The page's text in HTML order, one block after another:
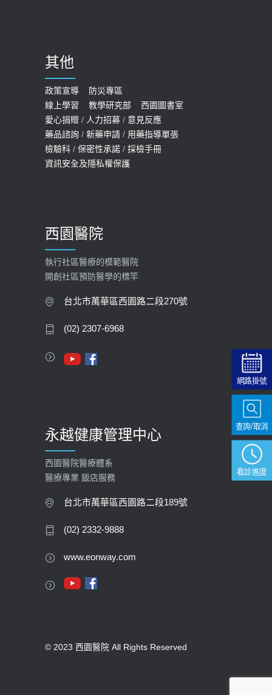
預約
2022-01-07
114年【公費流感及新冠疫苗】門診
預約
2025-09-30
【快速肝癌篩檢MRI】新檢查服務
2026-02-06
大吃大喝、肥胖害到膽囊！膽結石、
膽息肉如何處理？
2023-09-27
其他
政策宣導
防災專區
線上學習
教學研究部
西園圖書室
愛心捐贈 / 人力招募 / 意見反應
藥品諮詢 / 新藥申請 / 用藥指導單張
檢驗科 / 保密性承諾 / 採檢手冊
資訊安全及隱私權保護
西園醫院
執行社區醫療的模範醫院
開創社區預防醫學的標竿
台北市萬華區西園路二段270號
(02) 2307-6968
永越健康管理中心
西園醫院醫療體系
醫療專業 飯店服務
台北市萬華區西園路二段189號
(02) 2332-9888
www.eonway.com
© 2023 西園醫院 All Rights Reserved
網路掛號
看診進度
查詢/取消